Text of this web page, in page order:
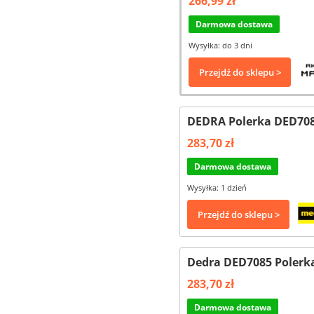
Darmowa dostawa
Wysyłka: do 3 dni
Przejdź do sklepu >
DEDRA Polerka
283,70 zł
Darmowa dostawa
Wysyłka: 1 dzień
Przejdź do sklepu >
Dedra DED7085
283,70 zł
Darmowa dostawa